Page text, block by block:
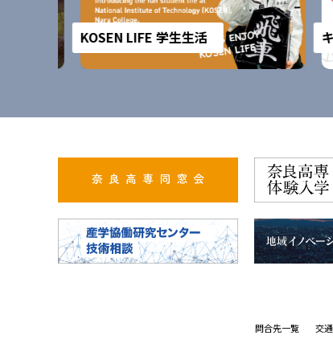
KOSEN LIFE 学生生活 キ
問合先一覧 交